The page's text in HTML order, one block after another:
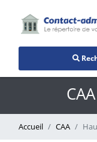
Accueil CAA